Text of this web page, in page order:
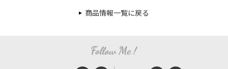
商品情報一覧に戻る